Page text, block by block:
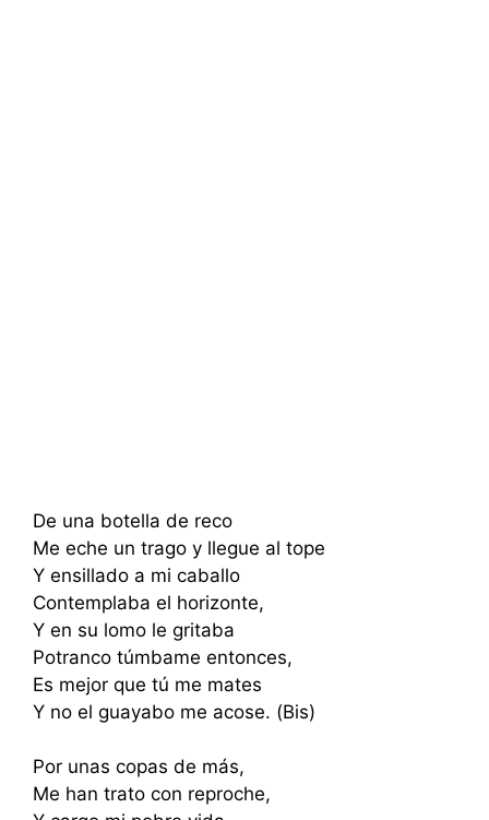
De una botella de reco
Me eche un trago y llegue al tope
Y ensillado a mi caballo
Contemplaba el horizonte,
Y en su lomo le gritaba
Potranco túmbame entonces,
Es mejor que tú me mates
Y no el guayabo me acose. (Bis)
Por unas copas de más,
Me han trato con reproche,